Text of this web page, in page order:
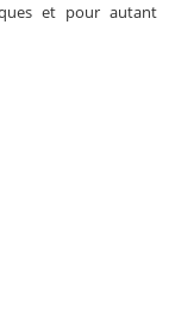
et pour autant